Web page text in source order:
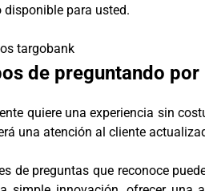
para usted.
de preguntando
quiere una experiencia sin
una atención al cliente
de preguntas que reconoce